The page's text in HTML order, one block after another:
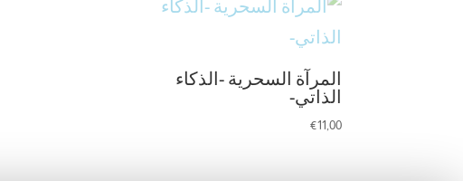
المرآة السحرية -الذكاء
الذاتي-
€11,00